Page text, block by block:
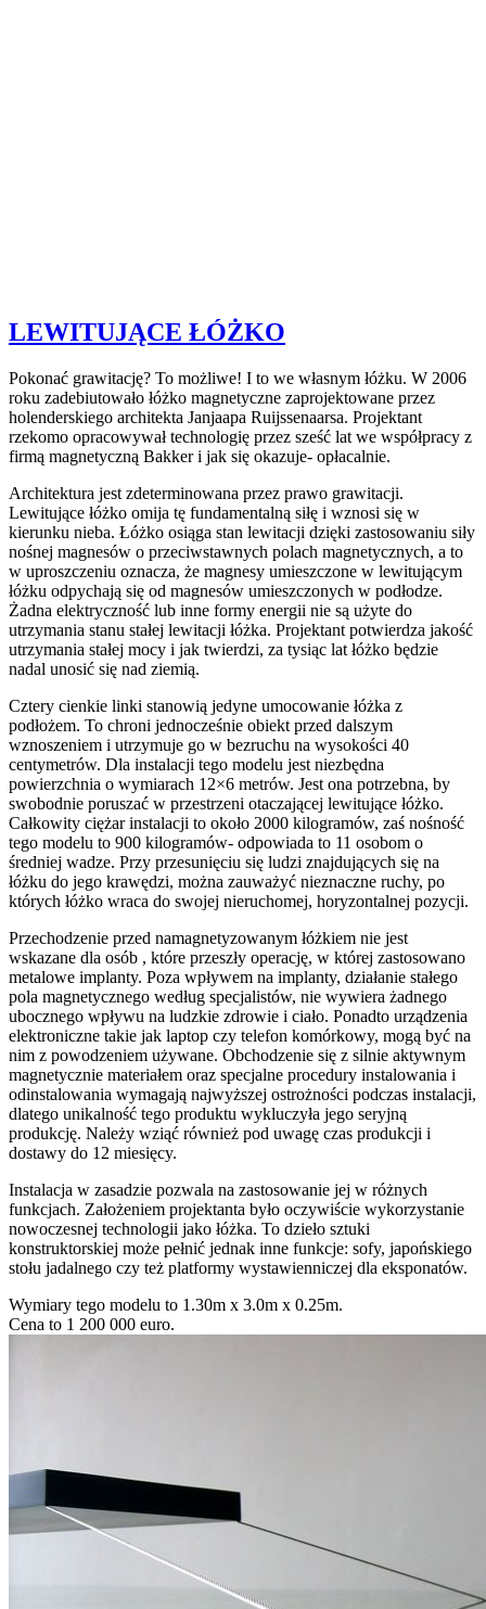
LEWITUJĄCE ŁÓŻKO
Pokonać grawitację? To możliwe! I to we własnym łóżku. W 2006
roku zadebiutowało łóżko magnetyczne zaprojektowane przez
holenderskiego architekta Janjaapa Ruijssenaarsa. Projektant
rzekomo opracowywał technologię przez sześć lat we współpracy z
firmą magnetyczną Bakker i jak się okazuje- opłacalnie.
Architektura jest zdeterminowana przez prawo grawitacji.
Lewitujące łóżko omija tę fundamentalną siłę i wznosi się w
kierunku nieba. Łóżko osiąga stan lewitacji dzięki zastosowaniu siły
nośnej magnesów o przeciwstawnych polach magnetycznych, a to
w uproszczeniu oznacza, że magnesy umieszczone w lewitującym
łóżku odpychają się od magnesów umieszczonych w podłodze.
Żadna elektryczność lub inne formy energii nie są użyte do
utrzymania stanu stałej lewitacji łóżka. Projektant potwierdza jakość
utrzymania stałej mocy i jak twierdzi, za tysiąc lat łóżko będzie
nadal unosić się nad ziemią.
Cztery cienkie linki stanowią jedyne umocowanie łóżka z
podłożem. To chroni jednocześnie obiekt przed dalszym
wznoszeniem i utrzymuje go w bezruchu na wysokości 40
centymetrów. Dla instalacji tego modelu jest niezbędna
powierzchnia o wymiarach 12×6 metrów. Jest ona potrzebna, by
swobodnie poruszać w przestrzeni otaczającej lewitujące łóżko.
Całkowity ciężar instalacji to około 2000 kilogramów, zaś nośność
tego modelu to 900 kilogramów- odpowiada to 11 osobom o
średniej wadze. Przy przesunięciu się ludzi znajdujących się na
łóżku do jego krawędzi, można zauważyć nieznaczne ruchy, po
których łóżko wraca do swojej nieruchomej, horyzontalnej pozycji.
Przechodzenie przed namagnetyzowanym łóżkiem nie jest
wskazane dla osób , które przeszły operację, w której zastosowano
metalowe implanty. Poza wpływem na implanty, działanie stałego
pola magnetycznego według specjalistów, nie wywiera żadnego
ubocznego wpływu na ludzkie zdrowie i ciało. Ponadto urządzenia
elektroniczne takie jak laptop czy telefon komórkowy, mogą być na
nim z powodzeniem używane. Obchodzenie się z silnie aktywnym
magnetycznie materiałem oraz specjalne procedury instalowania i
odinstalowania wymagają najwyższej ostrożności podczas instalacji,
dlatego unikalność tego produktu wykluczyła jego seryjną
produkcję. Należy wziąć również pod uwagę czas produkcji i
dostawy do 12 miesięcy.
Instalacja w zasadzie pozwala na zastosowanie jej w różnych
funkcjach. Założeniem projektanta było oczywiście wykorzystanie
nowoczesnej technologii jako łóżka. To dzieło sztuki
konstruktorskiej może pełnić jednak inne funkcje: sofy, japońskiego
stołu jadalnego czy też platformy wystawienniczej dla eksponatów.
Wymiary tego modelu to 1.30m x 3.0m x 0.25m.
Cena to 1 200 000 euro.